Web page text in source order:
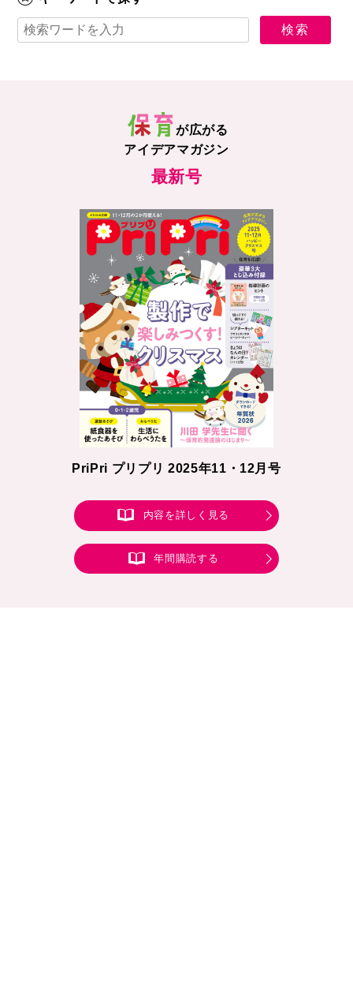
が広がる
アイデアマガジン
最新号
PriPri プリプリ 2025年11・12月号
内容を詳しく見る
年間購読する